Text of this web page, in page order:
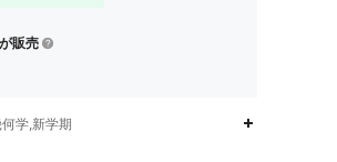
販売
学,新学期